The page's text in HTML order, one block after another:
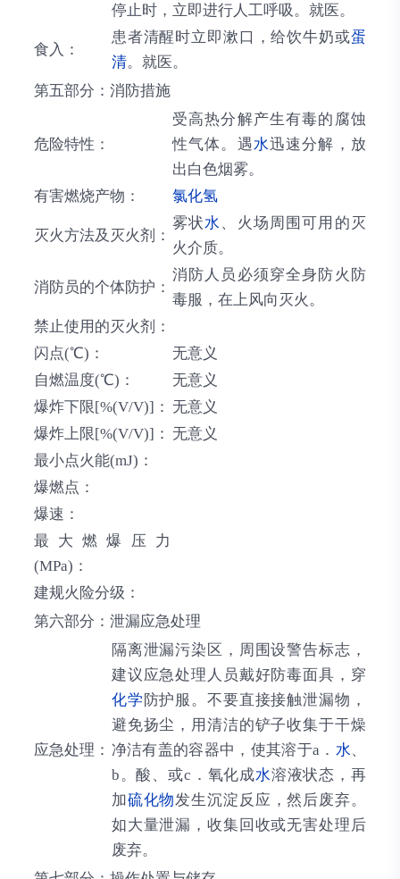
停止时，立即进行人工呼吸。就医。
食入：
患者清醒时立即漱口，给饮牛奶或蛋
清。就医。
第五部分：消防措施
危险特性：
受高热分解产生有毒的腐蚀
性气体。遇水迅速分解，放
出白色烟雾。
有害燃烧产物：
氯化氢
灭火方法及灭火剂：
雾状水 、火场周围可用的灭
火介质。
消防员的个体防护：
消防人员必须穿全身防火防
毒服，在上风向灭火。
禁止使用的灭火剂：
闪点(℃)：
无意义
自燃温度(℃)：
无意义
爆炸下限[%(V/V)]： 无意义
爆炸上限[%(V/V)]： 无意义
最小点火能(mJ)：
爆燃点：
爆速：
最大燃爆压力
(MPa)：
建规火险分级：
第六部分：泄漏应急处理
应急处理：
隔离泄漏污染区，周围设警告标志，
建议应急处理人员戴好防毒面具，穿
化学 防护服。不要直接接触泄漏物，
避免扬尘，用清洁的铲子收集于干燥
净洁有盖的容器中，使其溶于a． 水、
b。酸、或c．氧化成水溶液状态，再
加硫化物发生沉淀反应，然后废弃。
如大量泄漏，收集回收或无害处理后
废弃。